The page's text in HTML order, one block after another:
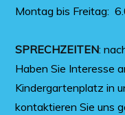
Montag bis Freitag:
SPRECHZEITEN:
Haben Sie Interesse
Kindergartenplatz in
kontaktieren Sie uns